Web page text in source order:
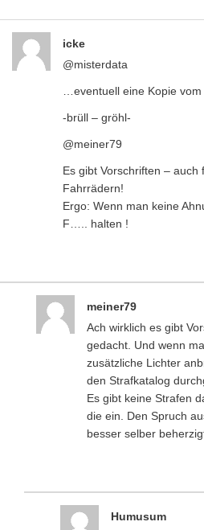
Ach wirklich es gibt
zusätzliche Lichter
den Strafkatalog
die ein. Den Spruch
besser selber beherzigt.
Humusum
http://
internet.de/
wohl Recht
Und um einer
vorzubeugen:
Erlaubt ist, was
steht, ist deshalb
Merkwürdiges
nur das verboten